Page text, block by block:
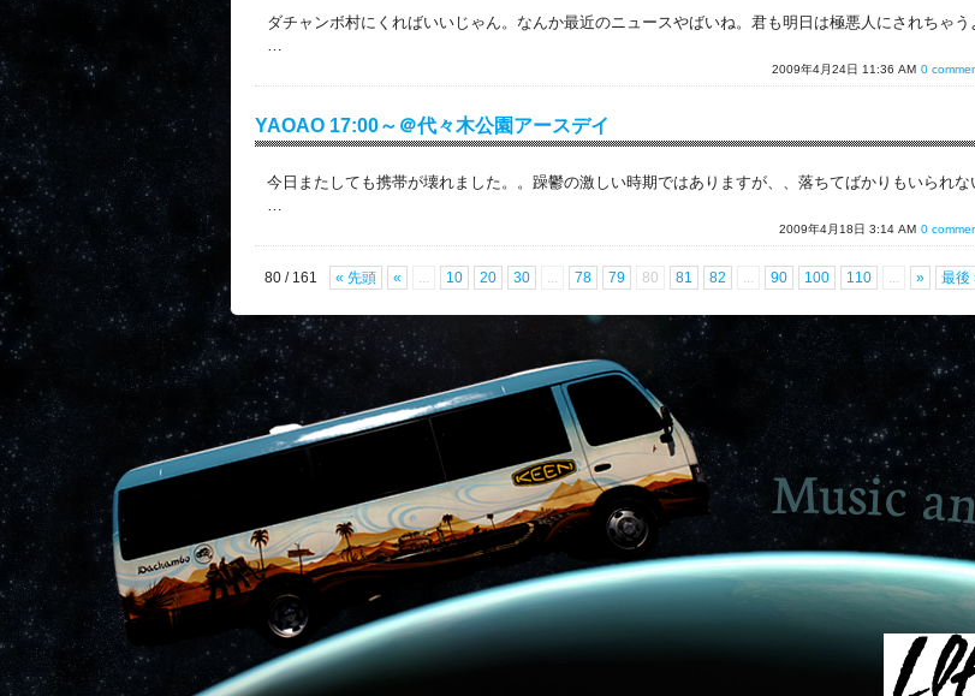
ダチャンボ村にくればいいじゃん。なんか最近のニュースやばいね。君も明日は極悪人にされちゃう
…
2009年4月24日 11:36 AM 0
YAOAO 17:00～＠代々木公園アースデイ
今日またしても携帯が壊れました。。躁鬱の激しい時期ではありますが、、落ちてばかりもいられな
…
2009年4月18日 3:14 AM 0
80 / 161 « 先頭 « ... 10 20 30 ... 78 79 80 81 82 ... 90 100 110 ... » 最後